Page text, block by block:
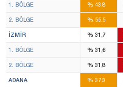
1. BÖLGE %43,8
2. BÖLGE %55,5
İZMIR %31,7
1. BÖLGE %31,6
2. BÖLGE %31,8
ADANA %37,3